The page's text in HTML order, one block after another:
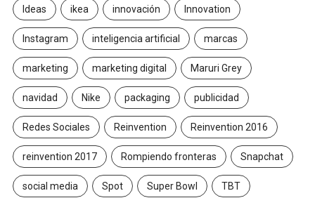
Ideas ikea innovación Innovation
Instagram inteligencia artificial marcas
marketing marketing digital Maruri Grey
navidad Nike packaging publicidad
Redes Sociales Reinvention Reinvention 2016
reinvention 2017 Rompiendo fronteras Snapchat
social media Spot Super Bowl TBT